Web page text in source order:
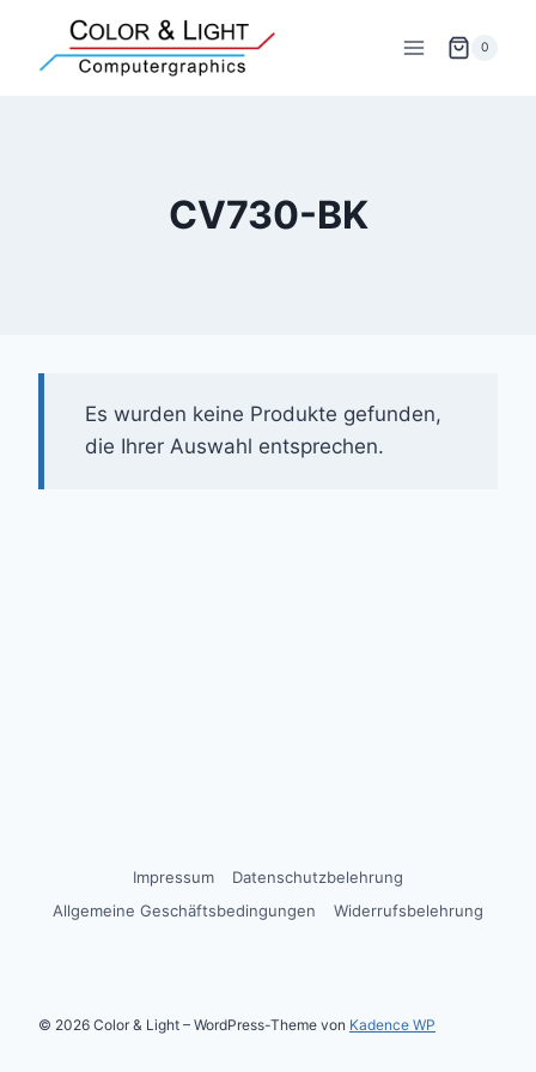
springen
0
CV730-BK
Es wurden keine Produkte gefunden,
die Ihrer Auswahl entsprechen.
Impressum
Datenschutzbelehrung
Allgemeine Geschäftsbedingungen
Widerrufsbelehrung
© 2026 Color & Light – WordPress-Theme von Kadence WP